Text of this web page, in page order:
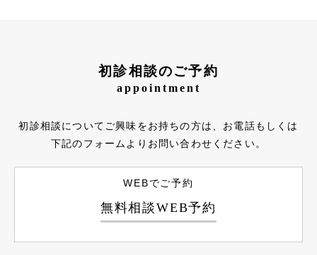
初診相談のご予約
appointment
初診相談についてご興味をお持ちの方は、お電話もしくは
下記のフォームよりお問い合わせください。
WEBでご予約
無料相談WEB予約